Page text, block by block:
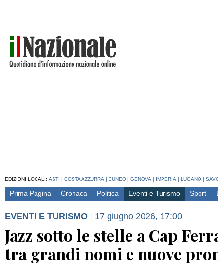
EDIZIONI LOCALI: ASTI | COSTA AZZURRA | CUNEO | GENOVA | IMPERIA | LUGANO |
Prima Pagina Cronaca Politica Eventi e Turismo Sport
EVENTI E TURISMO | 17 giugno 2026, 17:00
Jazz sotto le stelle a Cap
tra grandi nomi e nuove